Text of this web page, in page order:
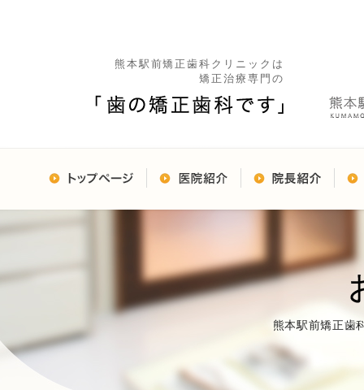
熊本駅前矯正歯科クリニックは
矯正治療専門の
熊本駅前矯正歯